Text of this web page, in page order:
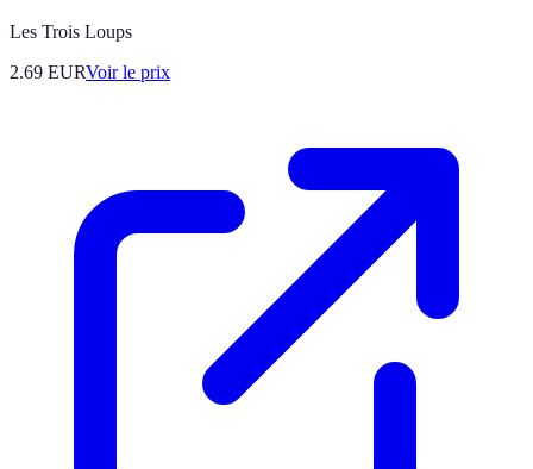
Les Trois Loups
2.69 EURVoir le prix